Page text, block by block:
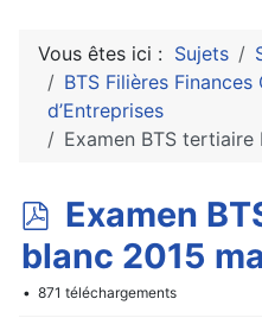
Vous êtes ici : Sujets
BTS Filières
d’Entreprises
Examen BTS
p
d
f
Examen
blanc 2015
871 téléchargements